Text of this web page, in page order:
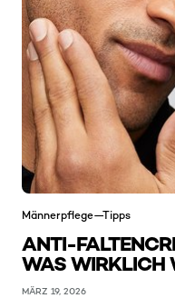
Männerpflege—Tipps
ANTI-
WAS WIRKLICH
MÄRZ 19, 2026